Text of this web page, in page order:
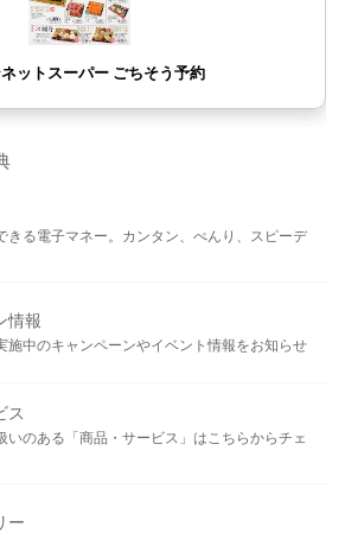
きる電子マネー。カンタン、べんり、スピーデ
情報
施中のキャンペーンやイベント情報をお知らせ
ス
いのある「商品・サービス」はこちらからチェ
ー